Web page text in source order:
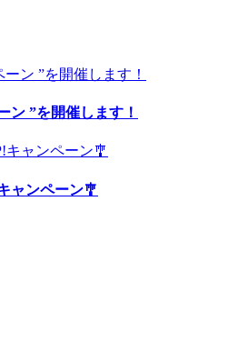
ン ”を開催します！
ャンペーン🎐